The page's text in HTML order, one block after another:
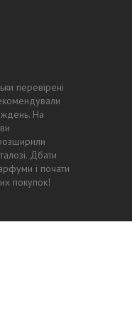
перевірені
На
Дбати
і почати
покупок!